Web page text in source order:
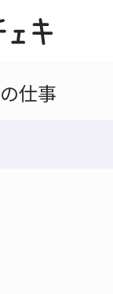
仕事